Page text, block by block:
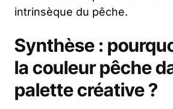
intrinsèque du pêche.
Synthèse :
la couleur pêche
palette créative ?